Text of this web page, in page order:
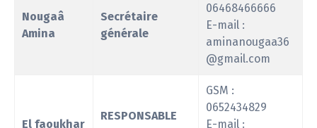
Nougaâ
Amina
Secrétaire
générale
06468466666
E-mail :
aminanougaa36
@gmail.com
El faoukhar
RESPONSABLE
GSM :
0652434829
E-mail :